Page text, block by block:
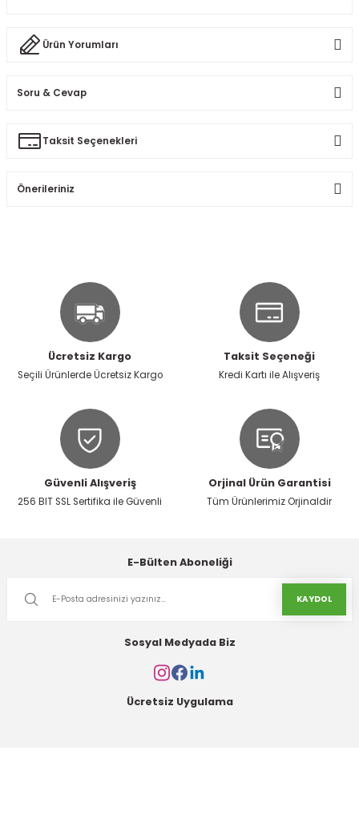
Ürün Yorumları
Soru & Cevap
Taksit Seçenekleri
Önerileriniz
Ürün resmi kalitesiz, bozuk veya görüntülenemiyor.
Ürün açıklamasında eksik bilgiler bulunuyor.
Ürün bilgilerinde hatalar bulunuyor.
Ürün fiyatı diğer sitelerden daha pahalı.
Ücretsiz Kargo
Seçili Ürünlerde Ücretsiz Kargo
Taksit Seçeneği
Kredi Kartı ile Alışveriş
Güvenli Alışveriş
256 BIT SSL Sertifika ile Güvenli
Orjinal Ürün Garantisi
Tüm Ürünlerimiz Orjinaldir
E-Bülten Aboneliği
KAYDOL
Sosyal Medyada Biz
Ücretsiz Uygulama